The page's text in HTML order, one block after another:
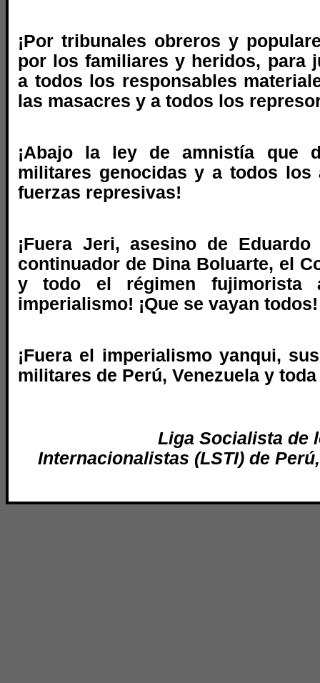
¡Por tribunales obreros y
por los familiares y heridos, para
a todos los responsables
las masacres y a todos los
¡Abajo la ley de amnistía que
militares genocidas y a todos los
fuerzas represivas!
¡Fuera Jeri, asesino de
continuador de Dina Boluarte, el
y todo el régimen fujimorista
imperialismo! ¡Que se vayan todos!
¡Fuera el imperialismo yanqui,
militares de Perú, Venezuela y
Liga Socialista de
Internacionalistas (LSTI) de